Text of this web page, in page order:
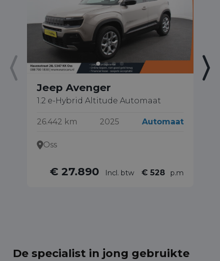
Jeep Avenger
1.2 e-Hybrid Altitude Automaat
26.442 km 2025 Automaat
Oss
€ 27.890 Incl. btw € 528 p.m
De specialist in jong gebruikte